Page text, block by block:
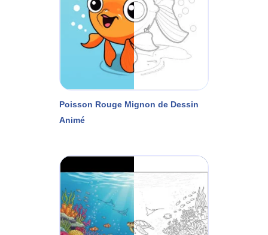
Poisson Rouge Mignon de Dessin
Animé